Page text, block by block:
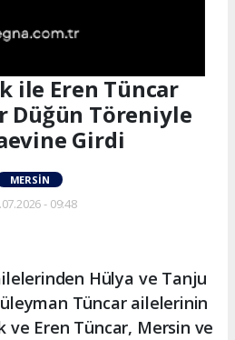
ile Eren Tüncar
Düğün Töreniyle
Girdi
MERSIN
- 09:48
Hülya ve Tanju
Tüncar ailelerinin
ve Eren Tüncar, Mersin ve